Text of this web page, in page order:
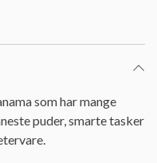
som har mange
puder, smarte tasker